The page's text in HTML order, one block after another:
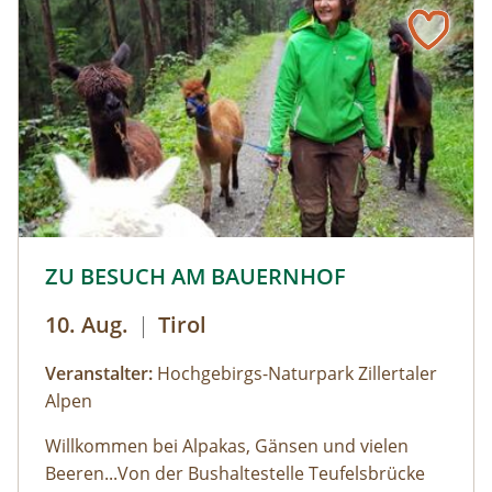
ZU BESUCH AM BAUERNHOF
10. Aug. | Tirol
Veranstalter: Hochgebirgs-Naturpark Zillertaler
Alpen
Willkommen bei Alpakas, Gänsen und vielen
Beeren...Von der Bushaltestelle Teufelsbrücke